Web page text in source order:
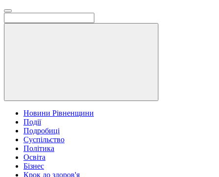
Новини Рівненщини
Події
Подробиці
Суспільство
Політика
Освіта
Бізнес
Крок до здоров'я